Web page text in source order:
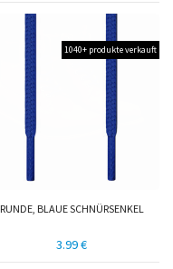
1040+ produkte verkauft
RUNDE, BLAUE SCHNÜRSENKEL
3.99 €